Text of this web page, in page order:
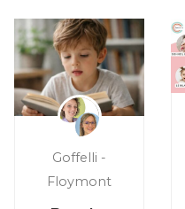
Goffelli -
Floymont